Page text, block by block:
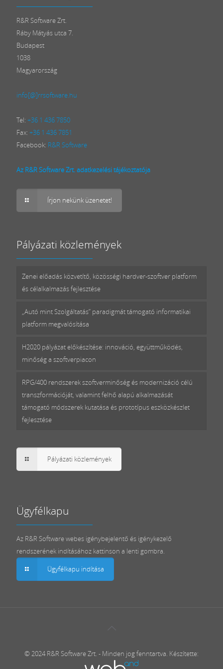
R&R Software Zrt.
Ráby Mátyás utca 7.
Budapest
1038
Magyarország
info[@]rrsoftware.hu
Tel: +36 1 436 7850
Fax: +36 1 436 7851
Facebook: R&R Software
Az R&R Software Zrt. adatkezelési tájékoztatója
Írjon nekünk üzenetet!
Pályázati közlemények
Zenei előadás közvetítő, közösségi hardver-szoftver platform
és célalkalmazás fejlesztése
„Autó mint Szolgáltatás” paradigmát támogató informatikai
platform megvalósítása
H2020 pályázat előkészítése: innováció, együttműködés,
minőség a szoftverpiacon
RPG/400 rendszerek szoftverminőség és modernizáció célú
transzformációját, valamint felhő alapú alkalmazását
támogató módszerek kutatása és prototípus eszközkészlet
fejlesztése
Pályázati közlemények
Ügyfélkapu
Az R&R Software webes igénybejelentő és igénykezelő
rendszerének indításához kattinson a lenti gombra.
Ügyfélkapu indítása
© 2024 R&R Software Zrt. - Minden jog fenntartva. Készítette: